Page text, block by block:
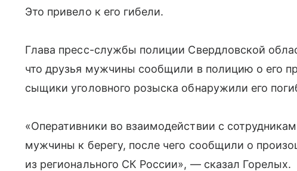
Это привело к его гибели.
Глава пресс-службы полиции Свердловской
что друзья мужчины сообщили в полицию о его
сыщики уголовного розыска обнаружили его
«Оперативники во взаимодействии с
мужчины к берегу, после чего сообщили о
из регионального СК России», — сказал Горелых.